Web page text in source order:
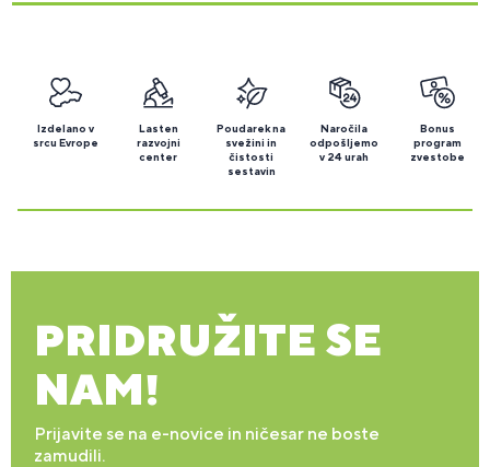
Izdelano v
srcu Evrope
Lasten
razvojni
center
Poudarek na
svežini in
čistosti
sestavin
Naročila
odpošljemo
v 24 urah
Bonus
program
zvestobe
PRIDRUŽITE SE
NAM!
Prijavite se na e-novice in ničesar ne boste
zamudili.